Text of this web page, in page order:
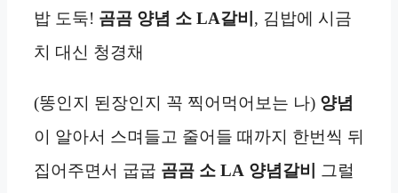
밥 도둑! 곰곰 양념 소 LA갈비 , 김밥에 시금
치 대신 청경채
(똥인지 된장인지 꼭 찍어먹어보는 나) 양념
이 알아서 스며들고 줄어들 때까지 한번씩 뒤
집어주면서 굽굽 곰곰 소 LA 양념 갈비
그럴